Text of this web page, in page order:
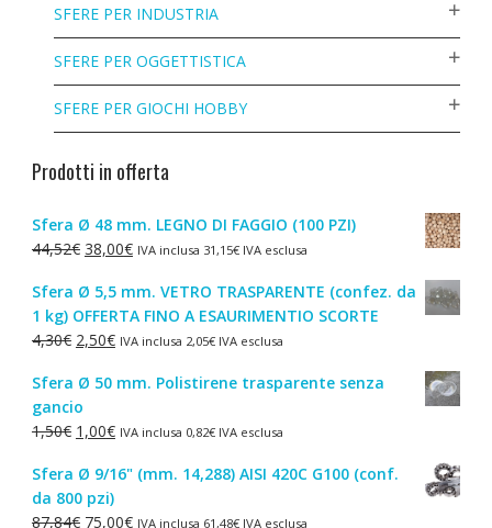
SFERE PER INDUSTRIA
SFERE PER OGGETTISTICA
SFERE PER GIOCHI HOBBY
Prodotti in offerta
Sfera Ø 48 mm. LEGNO DI FAGGIO (100 PZI)
44,52€ Il
originale
era:
44,52€.
38,00€Il
attuale
è:
38,00€.
IVA inclusa 31,15€IVA esclusa
Sfera Ø 5,5 mm. VETRO TRASPARENTE (confez. da
1 kg) OFFERTA FINO A ESAURIMENTIO SCORTE
4,30€ Il
originale
era:
4,30€.
2,50€Il
attuale
2,50€.
IVA inclusa 2,05€IVA esclusa
Sfera Ø 50 mm. Polistirene trasparente senza
gancio
1,50€ Il
originale
era:
1,00€Il
attuale
è:
IVA inclusa 0,82€IVA esclusa
Sfera Ø 9/16" (mm. 14,288) AISI 420C G100 (conf.
da 800 pzi)
87,84€ Il
75,00€IlIVA inclusa 61,48€IVA esclusa